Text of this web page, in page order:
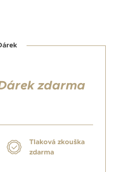
zdarma
Tlaková zkouška
zdarma